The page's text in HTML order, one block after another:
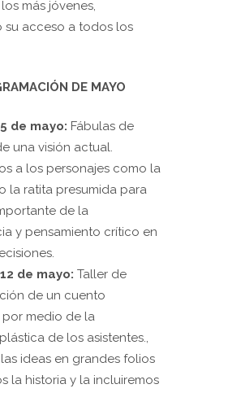
más jóvenes,
su acceso a todos los
DE MAYO
de mayo: Fábulas de
una visión actual.
a los personajes como la
la ratita presumida para
de la
y pensamiento crítico en
de mayo: Taller de
de un cuento
medio de la
de los asistentes.,
ideas en grandes folios
la historia y la incluiremos